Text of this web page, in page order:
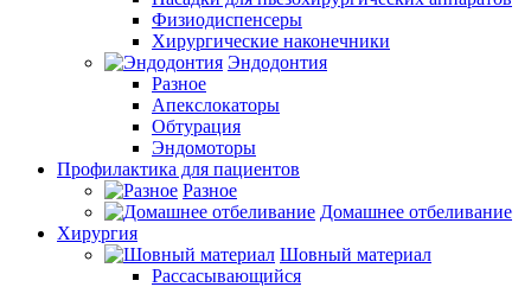
Физиодиспенсеры
Хирургические наконечники
Эндодонтия
Разное
Апекслокаторы
Обтурация
Эндомоторы
Профилактика для пациентов
Разное
Домашнее отбеливание
Хирургия
Шовный материал
Рассасывающийся